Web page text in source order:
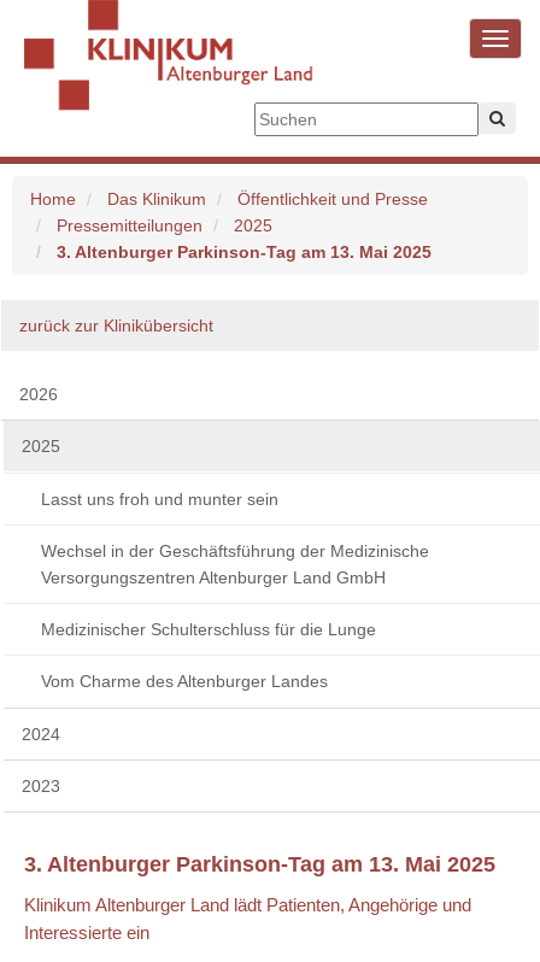
Home Das Klinikum
Öffentlichkeit und Presse
Pressemitteilungen
2025
3. Altenburger Parkinson-Tag am 13. Mai 2025
zurück zur Klinikübersicht
2026
2025
Lasst uns froh und munter sein
Wechsel in der Geschäftsführung der Medizinische
Versorgungszentren Altenburger Land GmbH
Medizinischer Schulterschluss für die Lunge
Vom Charme des Altenburger Landes
2024
2023
3. Altenburger Parkinson-Tag am 13. Mai 2025
Klinikum Altenburger Land lädt Patienten, Angehörige und
Interessierte ein